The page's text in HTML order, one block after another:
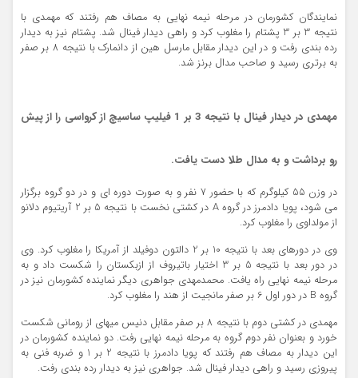
نمایندگان کشورمان در مرحله نیمه نهایی به مصاف هم رفتند که مهمدی با
نتیجه 3 بر 3 پشتام را مغلوب کرد و راهی دیدار فینال شد. پشتام نیز به دیدار
رده بندی رفت و در این دیدار مقابل مارسل هین از دانمارک با نتیجه 8 بر صفر
به برتری رسید و صاحب مدال برنز شد.
مهمدی در دیدار فینال با نتیجه 3 بر 1 فیلیپ ساسیچ از کرواسی را از پیش
رو برداشت و به مدال طلا دست یافت.
در وزن 55 کیلوگرم که با حضور 7 نفر و به صورت دوره ای و در دو گروه برگزار
می شود، پویا دادمرز در گروه A در کشتی نخست با نتیجه 5 بر 2 آریتیوم دلانو
از مولداوی را مغلوب کرد.
وی در دورهای بعد با نتیجه 10 بر 2 دالتون دوفیلد از آمریکا را مغلوب کرد. وی
در دور بعد با نتیجه 5 بر 3 اختیار باتیروف از ازبکستان را شکست داد و به
مرحله نیمه نهایی راه یافت. محمدمهدی جواهری دیگر نماینده کشورمان نیز در
گروه B در دور اول 6 بر صفر مانجیت از هند را مغلوب کرد.
مهمدی در کشتی دوم با نتیجه 8 بر صفر مقابل دنیس میهای از رومانی شکست
خورد و بعنوان نفر دوم گروه به مرحله نیمه نهایی رفت. دو نماینده کشورمان در
این دیدار به مصاف هم رفتند که پویا دادمرز با نتیجه 2 بر 1 و ضربه فنی به
پیروزی رسید و راهی دیدار فینال شد. جواهری نیز به دیدار رده بندی رفت.